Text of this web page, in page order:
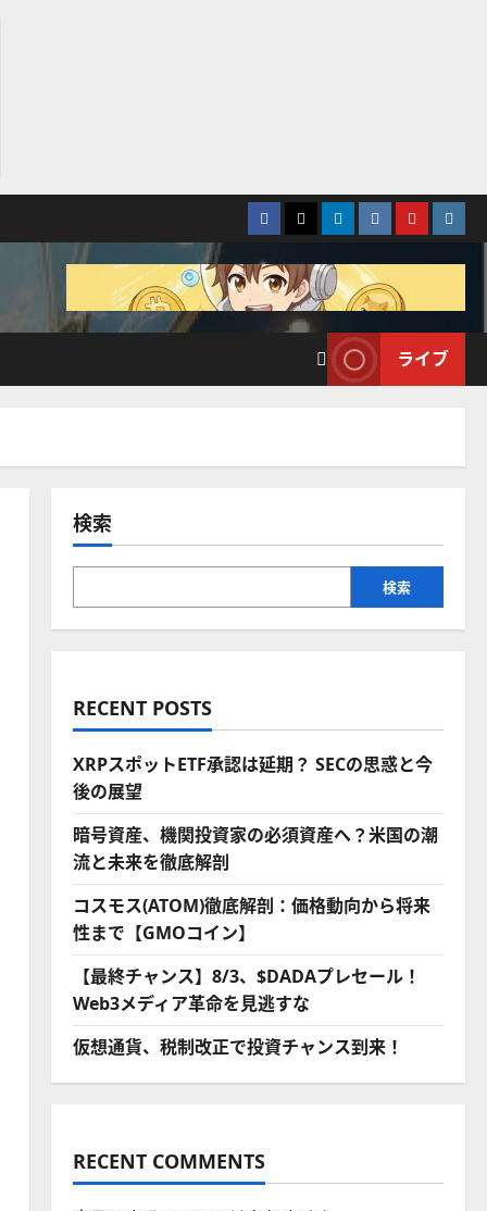
Facebook
TwitterLinkedIn
VK YouTube
ライブ
検索
検索
RECENT POSTS
XRPスポットETF承認は延期？ SECの思惑と今
後の展望
暗号資産、機関投資家の必須資産へ？米国の潮
流と未来を徹底解剖
コスモス(ATOM)徹底解剖：価格動向から将来
性まで【GMOコイン】
【最終チャンス】8/3、$DADAプレセール！
Web3メディア革命を見逃すな
仮想通貨、税制改正で投資チャンス到来！
RECENT COMMENTS